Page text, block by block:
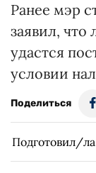
Ранее мэр
заявил,
удастся
условии
Поделиться
Подготовил/